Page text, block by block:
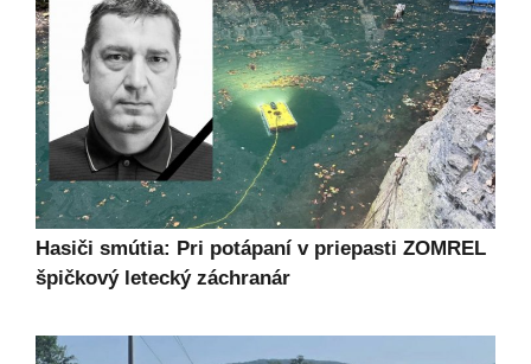
Hasiči smútia: Pri potápaní v priepasti ZOMREL
špičkový letecký záchranár